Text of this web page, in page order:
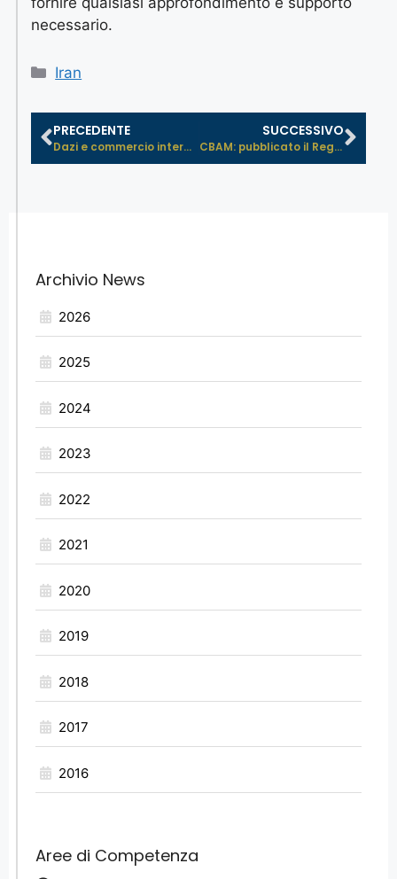
necessario.
Iran
PRECEDENTE
Dazi e commercio internazionale: na...
SUCCESSIVO
CBAM: pubblicato il Regolamento di ...
Archivio News
2026
2025
2024
2023
2022
2021
2020
2019
2018
2017
2016
Aree di Competenza